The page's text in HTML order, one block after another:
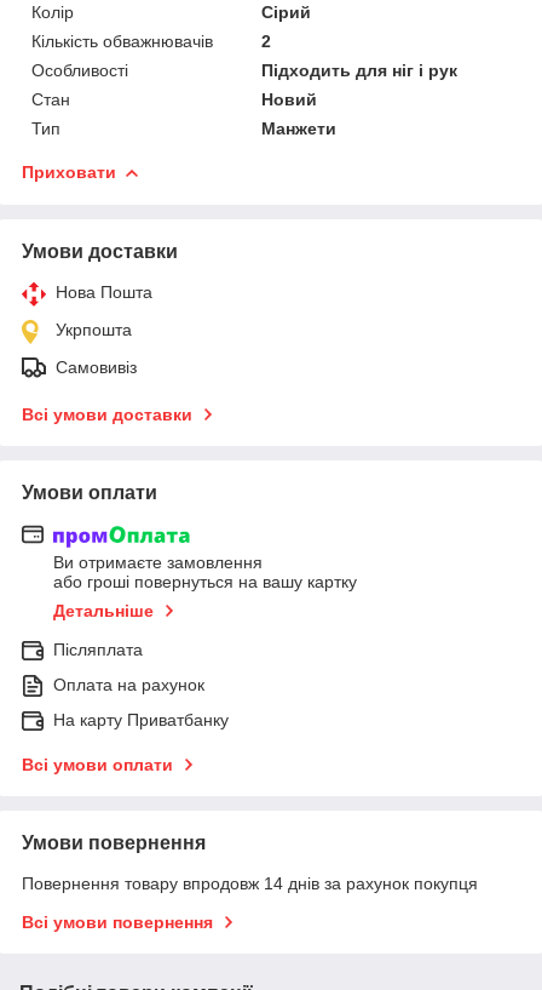
Колір
Сірий
Кількість обважнювачів
2
Особливості
Підходить для ніг і рук
Стан
Новий
Тип
Манжети
Приховати
Умови доставки
Нова Пошта
Укрпошта
Самовивіз
Всі умови доставки
Умови оплати
Ви отримаєте замовлення
або гроші повернуться на вашу картку
Детальніше
Післяплата
Оплата на рахунок
На карту Приватбанку
Всі умови оплати
Умови повернення
Повернення товару впродовж 14 днів за рахунок покупця
Всі умови повернення